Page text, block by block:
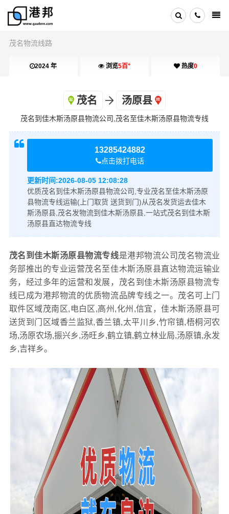
茂名物流线路
2024 年 浏览5百+ 热度0
茂名 汤原县
茂名到佳木斯汤原县物流公司,茂名至佳木斯汤原县物流专线
13285424882
点击拨打电话
更新时间:2026-08-05 12:08:28
优质茂名到佳木斯汤原县物流公司,专业茂名至佳木斯汤原
县物流专线运输(上门取货 送货到门)从茂名发货运去佳木
斯汤原县,茂名发物流到佳木斯汤原县,一站式茂名到佳木斯
汤原县直达物流专线
茂名到佳木斯汤原县物流专线是港邦物流公司茂名物流业
务部推出的专业运营茂名至佳木斯汤原县直达物流运输业
务，经过多年的运营和发展，茂名到佳木斯汤原县物流专
线已成为港邦物流的优质物流品牌专线之一。茂名可上门
取件区域茂南区,电白区,高州,化州,信宜，佳木斯汤原县可
送货到门区域香兰监狱,香兰镇,太平川乡,竹帘镇,梧桐河农
场,汤原农场,振兴乡,汤旺乡,鹤立镇,鹤立林业局,汤原镇,永发
乡,吉祥乡。